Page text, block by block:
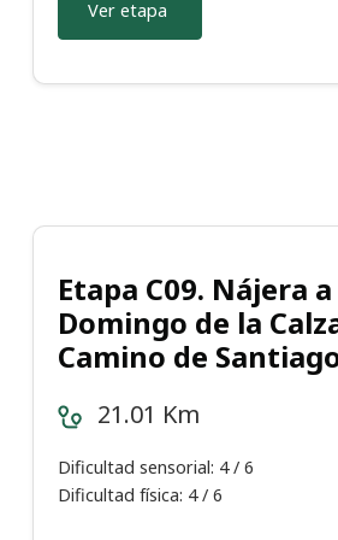
Ver etapa
Etapa C09. Nájera
Domingo de la
Camino de
21.01 Km
Dificultad sensorial: 4 / 6
Dificultad física: 4 / 6